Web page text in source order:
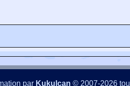
par Kukulcan © 2007-2026